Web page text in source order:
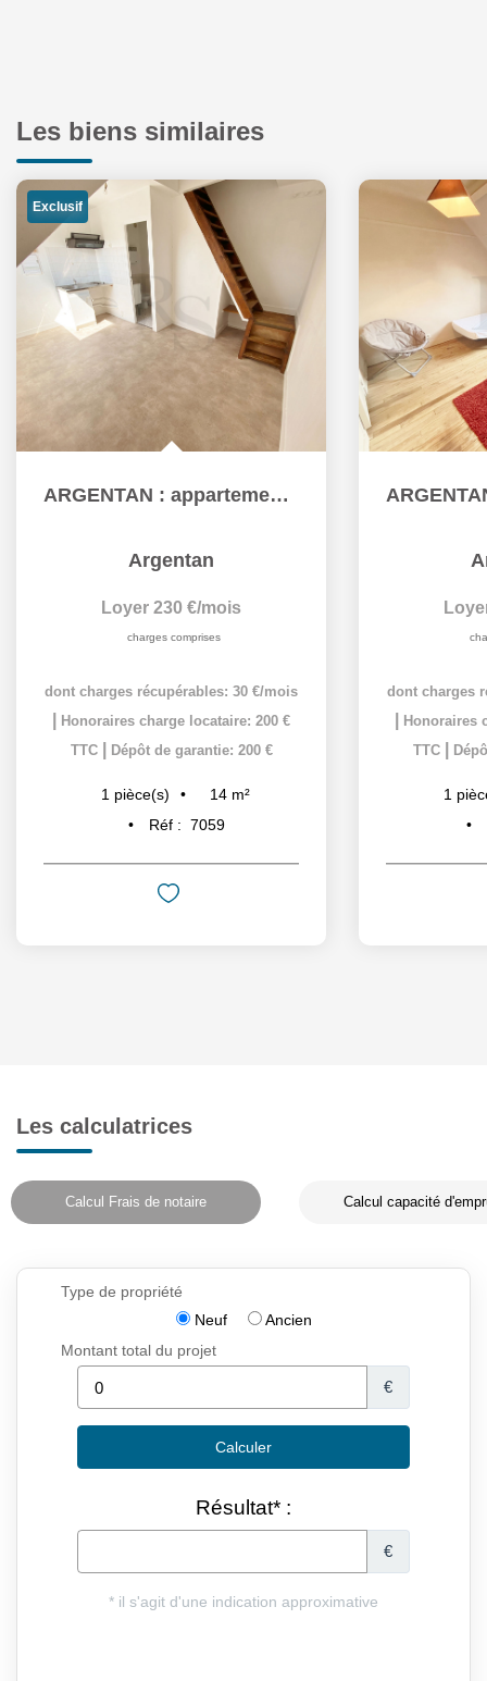
Les biens similaires
Exclusif
ARGENTAN : appartement T1 (14 m²) à louer
Argentan
Loyer 230 €/mois
charges comprises
dont charges récupérables: 30 €/mois
Honoraires charge locataire: 200 €
TTC
Dépôt de garantie: 200 €
1 pièce(s) 14 m²
Réf : 7059
dont charges
Honoraires
TTC
1
Les calculatrices
Calcul Frais de notaire Calcul capacité